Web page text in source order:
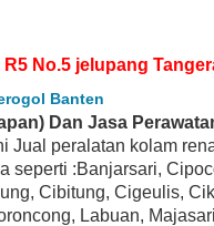
No.5 jelupang
Banten
Dan Jasa
Jual peralatan kolam
seperti :Banjarsari,
Cibitung, Cigeulis,
Labuan,